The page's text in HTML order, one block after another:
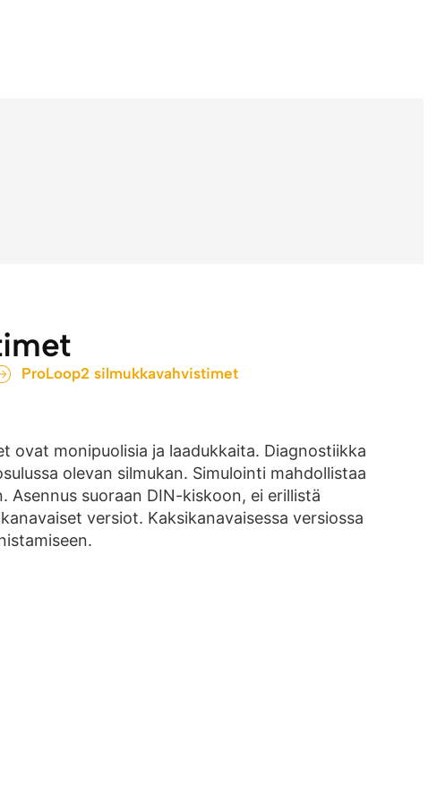
ProLoop2 silmukkavahvistimet
ovat monipuolisia ja laadukkaita. Diagnostiikka
olevan silmukan. Simulointi mahdollistaa
Asennus suoraan DIN-kiskoon, ei erillistä
versiot. Kaksikanavaisessa versiossa